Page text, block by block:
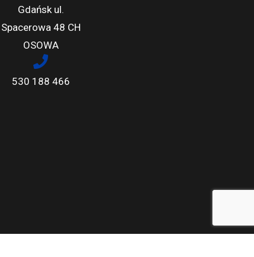
Gdańsk ul.
Spacerowa 48 CH
OSOWA
530 188 466